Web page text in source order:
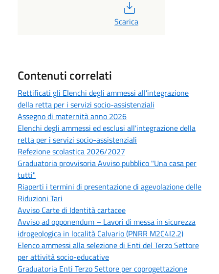
Scarica
Contenuti correlati
Rettificati gli Elenchi degli ammessi all'integrazione
della retta per i servizi socio-assistenziali
Assegno di maternità anno 2026
Elenchi degli ammessi ed esclusi all'integrazione della
retta per i servizi socio-assistenziali
Refezione scolastica 2026/2027
Graduatoria provvisoria Avviso pubblico "Una casa per
tutti"
Riaperti i termini di presentazione di agevolazione delle
Riduzioni Tari
Avviso Carte di Identità cartacee
Avviso ad opponendum – Lavori di messa in sicurezza
idrogeologica in località Calvario (PNRR M2C4I2.2)
Elenco ammessi alla selezione di Enti del Terzo Settore
per attività socio-educative
Graduatoria Enti Terzo Settore per coprogettazione